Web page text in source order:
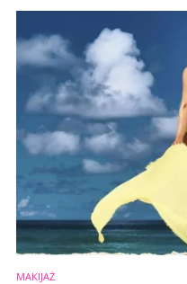
modą na koreańskie ...
MAKIJAŻ